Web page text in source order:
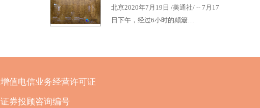
北京2020年7月19日 /美通社/ -- 7月17
日下午，经过6小时的颠簸…
增值电信业务经营许可证
证券投顾咨询编号